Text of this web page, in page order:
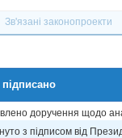
Зв'язані законопроекти
доручення щодо
з підписом від